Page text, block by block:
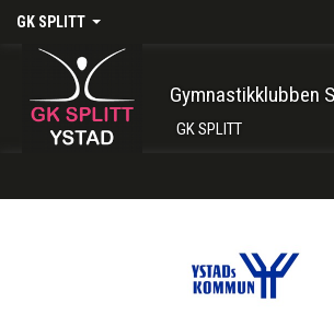
GK SPLITT
Gymnastikklubben
GK SPLITT